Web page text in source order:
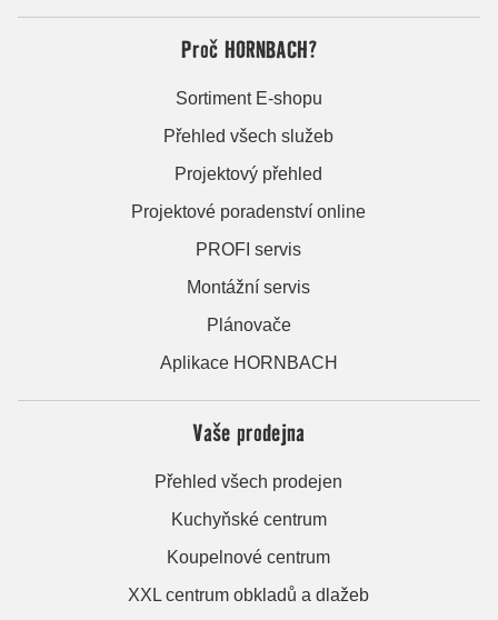
Proč HORNBACH?
Sortiment E-shopu
Přehled všech služeb
Projektový přehled
Projektové poradenství online
PROFI servis
Montážní servis
Plánovače
Aplikace HORNBACH
Vaše prodejna
Přehled všech prodejen
Kuchyňské centrum
Koupelnové centrum
XXL centrum obkladů a dlažeb